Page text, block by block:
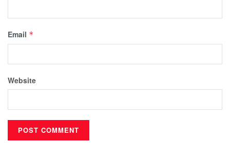
Email *
Website